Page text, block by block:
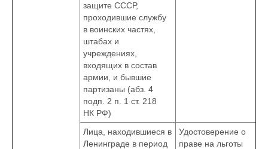
защите СССР,
проходившие службу
в воинских частях,
штабах и
учреждениях,
входящих в состав
армии, и бывшие
партизаны (абз. 4
подп. 2 п. 1 ст. 218
НК РФ)
Лица, находившиеся в
Ленинграде в период
Удостоверение о
праве на льготы